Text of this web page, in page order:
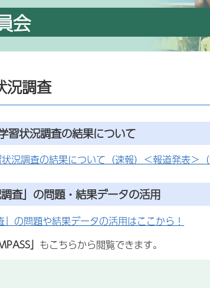
会
況調査
習状況調査の結果について
況調査の結果について（速報）＜報道発表＞
調査」の問題・結果データの活用
」の問題や結果データの活用はここから！
」 もこちらから閲覧できます。